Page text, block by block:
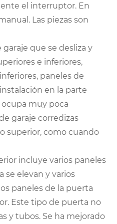
el interruptor. En
Las piezas son
que se desliza y
e inferiores,
paneles de
en la parte
muy poca
garaje corredizas
superior, como cuando
incluye varios paneles
se elevan y varios
paneles de la puerta
Este tipo de puerta no
y tubos. Se ha mejorado